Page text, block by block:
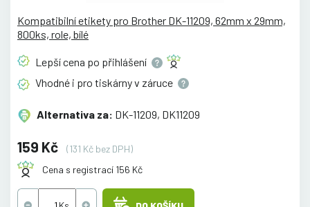
Kompatibilní etikety pro Brother DK-11209, 62mm x 29mm,
800ks, role, bílé
Lepší cena po přihlášení
Vhodné i pro tiskárny v záruce
Alternativa za: DK-11209, DK11209
159 Kč
(131 Kč bez DPH)
Cena s registrací 156 Kč